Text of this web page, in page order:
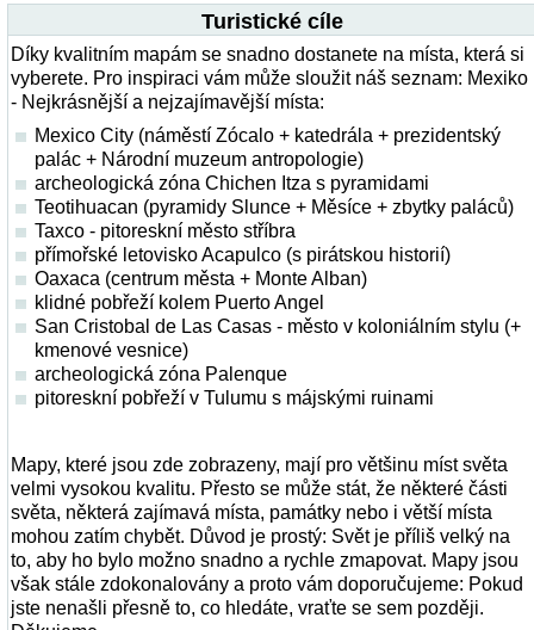
Turistické cíle
Díky kvalitním mapám se snadno dostanete na místa, která si
vyberete. Pro inspiraci vám může sloužit náš seznam: Mexiko
- Nejkrásnější a nejzajímavější místa:
Mexico City (náměstí Zócalo + katedrála + prezidentský
palác + Národní muzeum antropologie)
archeologická zóna Chichen Itza s pyramidami
Teotihuacan (pyramidy Slunce + Měsíce + zbytky paláců)
Taxco - pitoreskní město stříbra
přímořské letovisko Acapulco (s pirátskou historií)
Oaxaca (centrum města + Monte Alban)
klidné pobřeží kolem Puerto Angel
San Cristobal de Las Casas - město v koloniálním stylu (+
kmenové vesnice)
archeologická zóna Palenque
pitoreskní pobřeží v Tulumu s májskými ruinami
Mapy, které jsou zde zobrazeny, mají pro většinu míst světa
velmi vysokou kvalitu. Přesto se může stát, že některé části
světa, některá zajímavá místa, památky nebo i větší místa
mohou zatím chybět. Důvod je prostý: Svět je příliš velký na
to, aby ho bylo možno snadno a rychle zmapovat. Mapy jsou
však stále zdokonalovány a proto vám doporučujeme: Pokud
jste nenašli přesně to, co hledáte, vraťte se sem později.